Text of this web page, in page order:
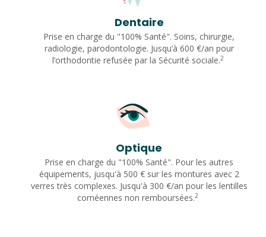
Dentaire
Prise en charge du "100% Santé". Soins, chirurgie,
radiologie, parodontologie. Jusqu’à 600 €/an pour
l’orthodontie refusée par la Sécurité sociale.2
Optique
Prise en charge du "100% Santé". Pour les autres
équipements, jusqu'à 500 € sur les montures avec 2
verres très complexes. Jusqu'à 300 €/an pour les lentilles
cornéennes non remboursées.2